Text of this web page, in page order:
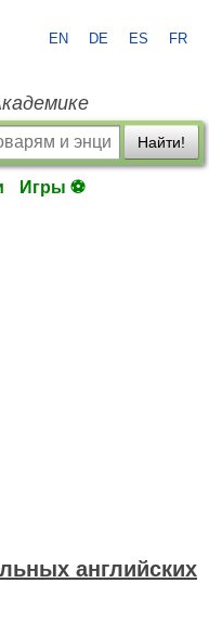
EN DE ES FR
Найти!
Игры ⚽
английских